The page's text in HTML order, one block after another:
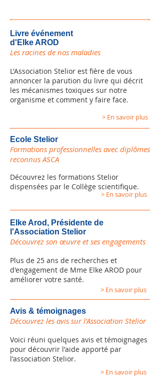
Livre événement
d' Elke AROD
Les racines de nos maladies
L'Association Stelior est fière de vous
annoncer la parution du livre qui décrit
les mécanismes toxiques sur notre
organisme et comment y faire face.
> En savoir plus
Ecole Stelior
Formations professionnelles avec diplômes
reconnus ASCA
​​Découvrez les formations Stelior
dispensées par le Collège scientifique.
> En savoir plus
Elke Arod, Présidente de
l'Association Stelior
Découvrez son œuvre et ses engagements
Plus de 25 ans de recherches et
d'engagement de Mme Elke AROD pour
améliorer votre santé.
> En savoir plus
Avis & témoignages
Découvrez les avis sur l'Association Stelior
Voici réuni quelques avis et témoignages
pour découvrir l'aide apporté par
l'association Stelior.
> En savoir plus